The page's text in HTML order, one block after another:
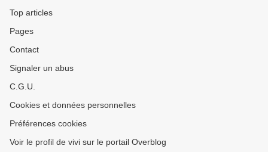
Top articles
Pages
Contact
Signaler un abus
C.G.U.
Cookies et données personnelles
Préférences cookies
Voir le profil de vivi sur le portail Overblog